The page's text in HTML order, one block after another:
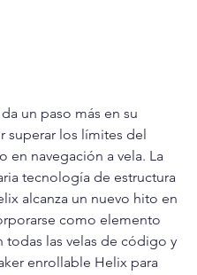
un paso más en su
superar los límites del
en navegación a vela. La
tecnología de estructura
alcanza un nuevo hito en
como elemento
todas las velas de código y
enrollable Helix para